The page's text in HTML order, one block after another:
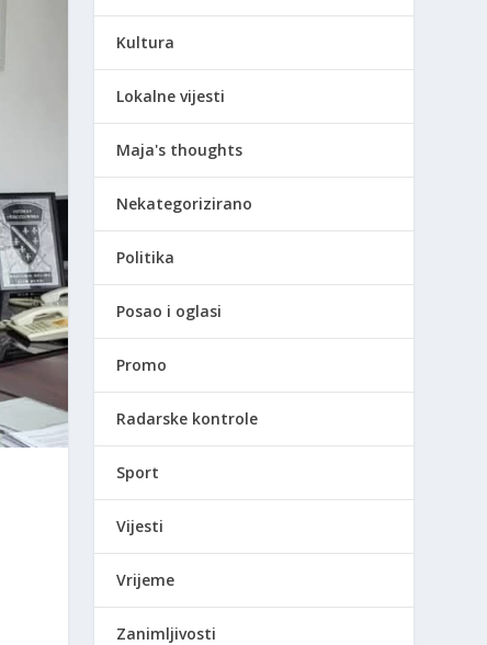
Kultura
Lokalne vijesti
Maja's thoughts
Nekategorizirano
Politika
Posao i oglasi
Promo
Radarske kontrole
Sport
Vijesti
Vrijeme
Zanimljivosti